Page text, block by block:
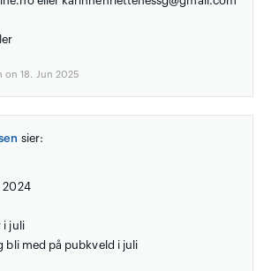
18. Jun 2025
sier:
2024
i juli
bli med på pubkveld i juli